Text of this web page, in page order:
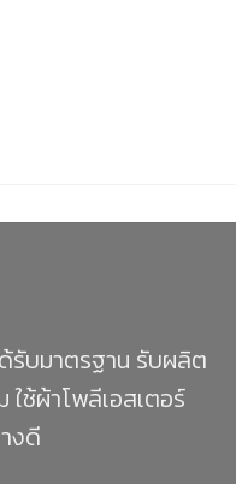
รับมาตรฐาน รับผลิต
ช้ผ้าโพลีเอสเตอร์
งดี